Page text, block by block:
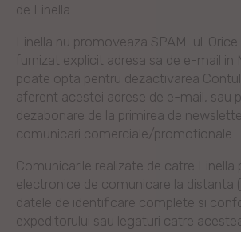
de Linella.
Linella nu promoveaza SPAM-ul.
furnizat explicit adresa sa de e-mail in
poate opta pentru dezactivarea
aferent acestei adrese de e-mail, sau
dezabonare de la primirea de
comunicari comerciale/promotionale.
Comunicarile realizate de catre Linella
electronice de comunicare la distanta
datele de identificare complete si
expeditorului sau legaturi catre